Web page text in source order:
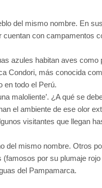
del mismo nombre. En
con campamentos
azules habitan aves como
Condori, más conocida
en todo el Perú.
maloliente’. ¿A qué se
el ambiente de ese olor
visitantes que llegan
del mismo nombre. Otros
por su plumaje
del Pampamarca.